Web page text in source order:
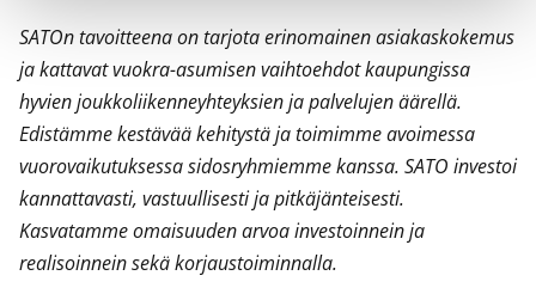
SATOn tavoitteena on tarjota erinomainen asiakaskokemus
ja kattavat vuokra-asumisen vaihtoehdot kaupungissa
hyvien joukkoliikenneyhteyksien ja palvelujen äärellä.
Edistämme kestävää kehitystä ja toimimme avoimessa
vuorovaikutuksessa sidosryhmiemme kanssa. SATO investoi
kannattavasti, vastuullisesti ja pitkäjänteisesti.
Kasvatamme omaisuuden arvoa investoinnein ja
realisoinnein sekä korjaustoiminnalla.